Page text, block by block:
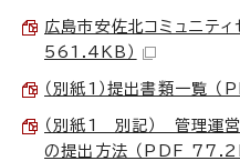
広島市安佐北コミュニテ
561.4KB）
（別紙1）提出書類一覧
（別紙1 別記） 管理運営
の提出方法 （PDF